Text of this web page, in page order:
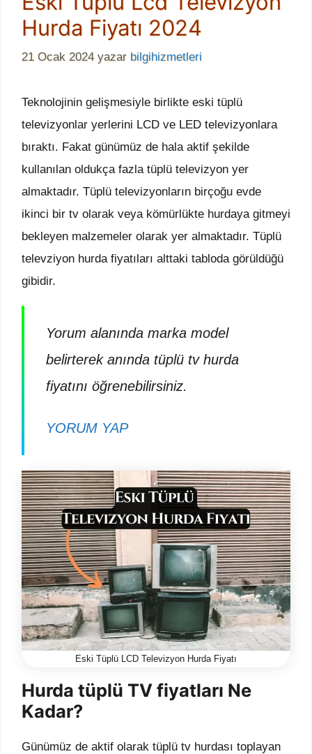
Hurda Fiyatı 2024
21 Ocak 2024 yazar bilgihizmetleri
Teknolojinin gelişmesiyle birlikte eski tüplü
televizyonlar yerlerini LCD ve LED televizyonlara
bıraktı. Fakat günümüz de hala aktif şekilde
kullanılan oldukça fazla tüplü televizyon yer
almaktadır. Tüplü televizyonların birçoğu evde
ikinci bir tv olarak veya kömürlükte hurdaya gitmeyi
bekleyen malzemeler olarak yer almaktadır. Tüplü
televziyon hurda fiyatıları alttaki tabloda görüldüğü
gibidir.
Yorum alanında marka model
belirterek anında tüplü tv hurda
fiyatını öğrenebilirsiniz.
YORUM YAP
Eski Tüplü LCD Televizyon Hurda Fiyatı
Hurda tüplü TV fiyatları Ne
Kadar?
Günümüz de aktif olarak tüplü tv hurdası toplayan